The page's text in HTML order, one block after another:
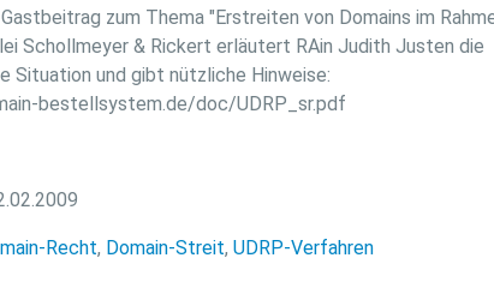
zum Thema "Erstreiten von Domains im
Schollmeyer & Rickert erläutert RAin Judith Justen die
Situation und gibt nützliche Hinweise:
bestellsystem.de/doc/UDRP_sr.pdf
Recht, Domain-Streit, UDRP-Verfahren